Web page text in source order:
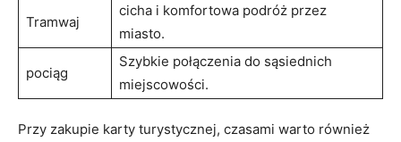
Tramwaj
cicha i komfortowa ⁢podróż przez
miasto.
pociąg
Szybkie połączenia do sąsiednich
miejscowości.
Przy zakupie karty turystycznej, czasami warto również